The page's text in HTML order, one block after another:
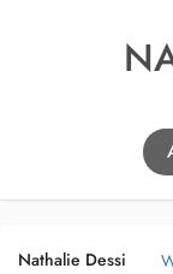
Nathalie Dessi